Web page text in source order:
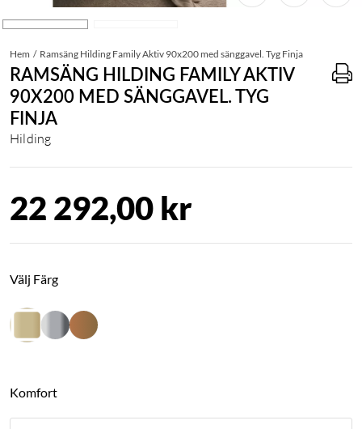
Hem Ramsäng Hilding Family Aktiv 90x200 med sänggavel. Tyg Finja
RAMSÄNG HILDING FAMILY AKTIV
90X200 MED SÄNGGAVEL. TYG
FINJA
Hilding
22 292,00 kr
Välj Färg
Komfort